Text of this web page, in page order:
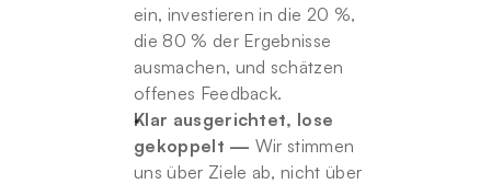
ein, investieren in die 20 %,
die 80 % der Ergebnisse
ausmachen, und schätzen
offenes Feedback.
Klar ausgerichtet, lose
gekoppelt — Wir stimmen
uns über Ziele ab, nicht über